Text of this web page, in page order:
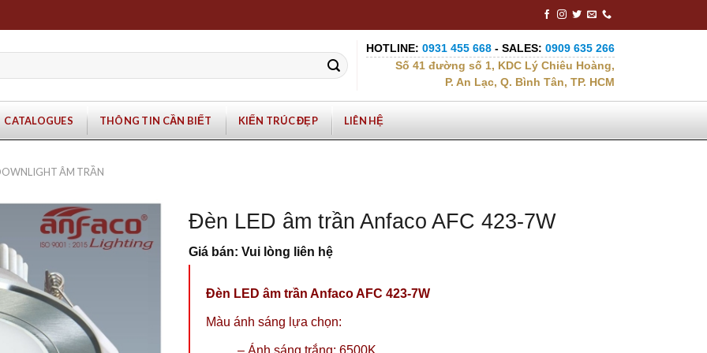
HOTLINE: 0931 455 668 - SALES: 0909 635 266
Số 41 đường số 1, KDC Lý Chiêu Hoàng,
P. An Lạc, Q. Bình Tân, TP. HCM
CATALOGUES THÔNG TIN CẦN BIẾT KIẾN TRÚC ĐẸP LIÊN HỆ
ÂM TRẦN
Đèn LED âm trần Anfaco AFC 423-7W
Giá bán: Vui lòng liên hệ
Đèn LED âm trần Anfaco AFC 423-7W
Màu ánh sáng lựa chọn:
– Ánh sáng trắng: 6500K